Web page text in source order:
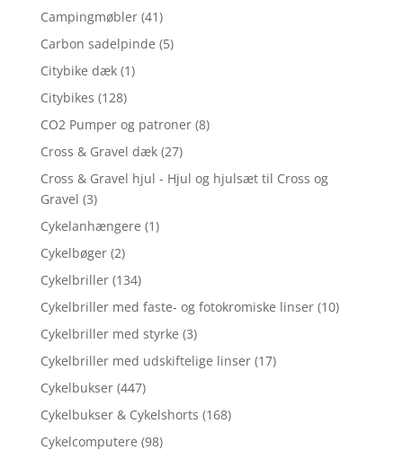
Campingmøbler (41)
Carbon sadelpinde (5)
Citybike dæk (1)
Citybikes (128)
CO2 Pumper og patroner (8)
Cross & Gravel dæk (27)
Cross & Gravel hjul - Hjul og hjulsæt til Cross og
Gravel (3)
Cykelanhængere (1)
Cykelbøger (2)
Cykelbriller (134)
Cykelbriller med faste- og fotokromiske linser (10)
Cykelbriller med styrke (3)
Cykelbriller med udskiftelige linser (17)
Cykelbukser (447)
Cykelbukser & Cykelshorts (168)
Cykelcomputere (98)